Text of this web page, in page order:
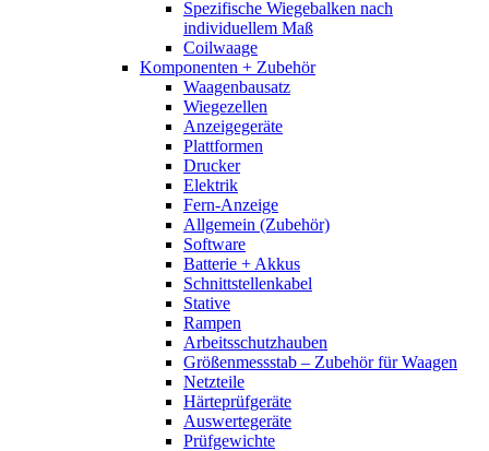
Spezifische Wiegebalken nach
individuellem Maß
Coilwaage
Komponenten + Zubehör
Waagenbausatz
Wiegezellen
Anzeigegeräte
Plattformen
Drucker
Elektrik
Fern-Anzeige
Allgemein (Zubehör)
Software
Batterie + Akkus
Schnittstellenkabel
Stative
Rampen
Arbeitsschutzhauben
Größenmessstab – Zubehör für Waagen
Netzteile
Härteprüfgeräte
Auswertegeräte
Prüfgewichte